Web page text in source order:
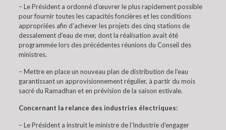
– Le Président a ordonné d’œuvrer le plus rapidement possible
pour fournir toutes les capacités foncières et les conditions
appropriées afin d’achever les projets des cinq stations de
dessalement d’eau de mer, dont la réalisation avait été
programmée lors des précédentes réunions du Conseil des
ministres.
– Mettre en place un nouveau plan de distribution de l’eau
garantissant un approvisionnement régulier, à partir du mois
sacré du Ramadhan et en prévision de la saison estivale.
Concernant la relance des industries électriques:
– Le Président a instruit le ministre de l’Industrie d’engager